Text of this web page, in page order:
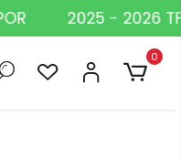
2025 - 2026 TFF
0